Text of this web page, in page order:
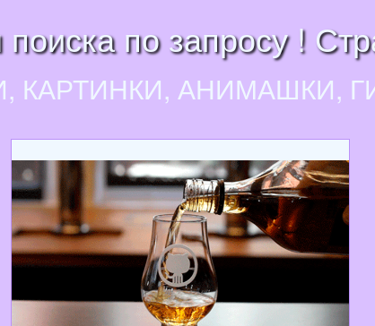
поиска по запросу !
КАРТИНКИ, АНИМАШКИ,